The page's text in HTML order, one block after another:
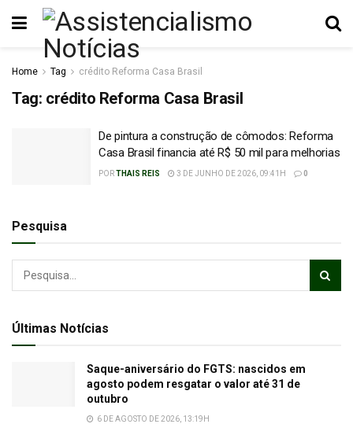
Home Tag crédito Reforma Casa Brasil
Tag: crédito Reforma Casa Brasil
De pintura a construção de cômodos: Reforma
Casa Brasil financia até R$ 50 mil para melhorias
PORTHAIS REIS 3 DE JUNHO DE 2026, 09:41H 0
Pesquisa
Últimas Notícias
Saque-aniversário do FGTS: nascidos em
agosto podem resgatar o valor até 31 de
outubro
6 DE AGOSTO DE 2026, 13:19H